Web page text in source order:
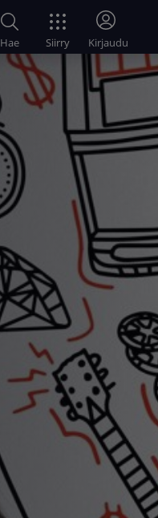
Hae Siirry Kirjaudu